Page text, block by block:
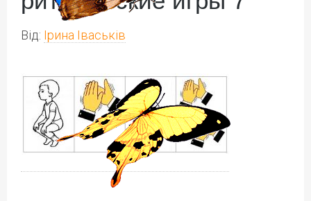
Від: Ірина Іваськів